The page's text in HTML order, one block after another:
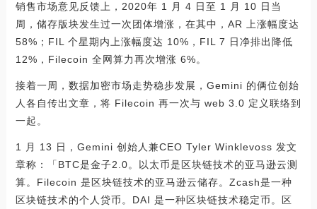
销售市场意见反馈上，2020年 1 月 4 日至 1 月 10 日当
周，储存版块发生过一次团体增涨，在其中，AR 上涨幅度达
58%；FIL 个星期内上涨幅度达 10%，FIL 7 日净排出降低
12%，Filecoin 全网算力再次增涨 6%。
接着一周，数据加密市场走势稳步发展，Gemini 的俩位创始
人各自传出文章，将 Filecoin 再一次与 web 3.0 定义联络到
一起。
1 月 13 日，Gemini 创始人兼CEO Tyler Winklevoss 发文
章称：「BTC是金子2.0。以太币是区块链技术的亚马逊云测
算。Filecoin 是区块链技术的亚马逊云储存。Zcash是一种
区块链技术的个人贷币。DAI 是一种区块链技术稳定币。区